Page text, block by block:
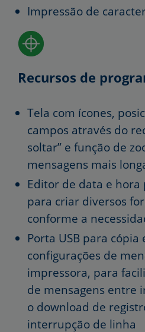
Impressão de
Recursos de
Tela com ícones,
campos através do
soltar” e função de
mensagens mais
Editor de data e hora
para criar diversos
conforme a
Porta USB para cópia
configurações de
impressora, para
de mensagens entre
o download de
interrupção de linha